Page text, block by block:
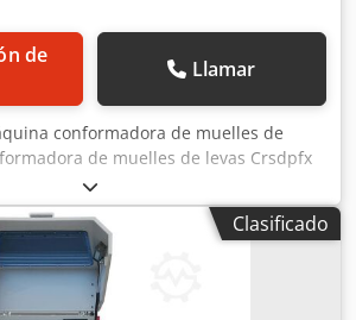
Llamar
conformadora de muelles de
de muelles de levas Crsdpfx
Clasificado